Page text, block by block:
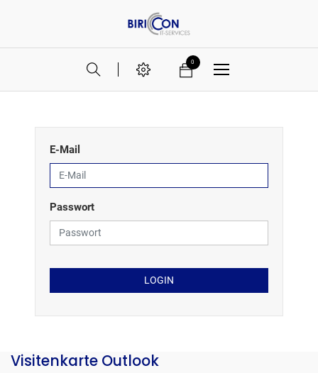
0
E-Mail
Passwort
LOGIN
Visitenkarte Outlook